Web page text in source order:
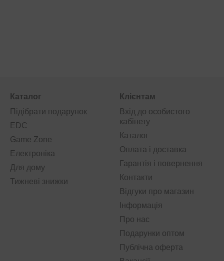
Новий ігровий досвід із
5 від нашого інтернет-магазину Load Up пропонує геймерам
кожного ігрового сеансу на найвищому рівні. Передові
приємне проведення часу за грою будь-якого жанру та рівня
Playstation – це унікальні враження від ігрових світів при
техніки. Геймпад ПС 5 дозволяє кожному гравцю фізично
Каталог
Підібрати подарунок
EDC
Game Zone
Електроніка
Для дому
Тижневі знижки
Клієнтам
Вхід до особистого
кабінету
Каталог
Оплата і доставка
Гарантія і повернення
Контакти
Відгуки про магазин
Інформація
Про нас
Подарунки оптом
Публічна оферта